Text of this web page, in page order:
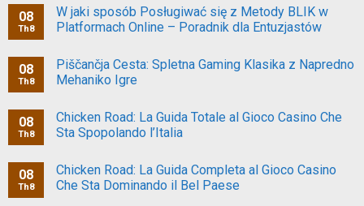
08
Th8
W jaki sposób Posługiwać się z Metody BLIK w
Platformach Online – Poradnik dla Entuzjastów
08
Th8
Piščančja Cesta: Spletna Gaming Klasika z Napredno
Mehaniko Igre
08
Th8
Chicken Road: La Guida Totale al Gioco Casino Che
Sta Spopolando l’Italia
08
Th8
Chicken Road: La Guida Completa al Gioco Casino
Che Sta Dominando il Bel Paese